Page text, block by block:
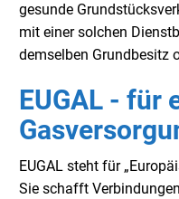
gesunde
mit einer solchen
demselben Grundbesitz
EUGAL - für
EUGAL steht für
Sie schafft